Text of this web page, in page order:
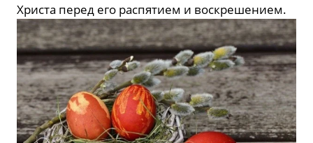
Христа перед его распятием и воскрешением.